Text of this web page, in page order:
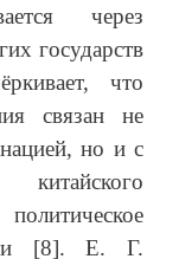
через
государств
что
связан не
но и с
китайского
[8]. Е. Г.